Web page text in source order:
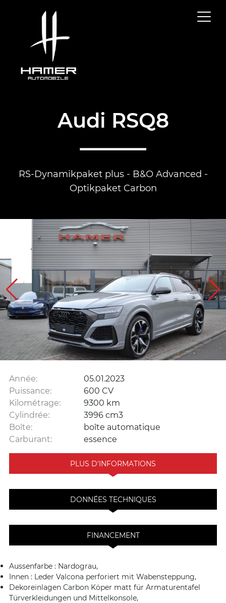
Audi RSQ8
RS-Dynamikpaket plus - B&O Advanced -
Optikpaket Carbon
Année:
05.01.2023
Puissance:
600 CV
Kilométrage:
9300 km
Cylindrée:
3996 cm3
Boîte:
boîte automatique
Carburant:
essence
PLUS D'INFORMATIONS
DONNÉES TECHNIQUES
FINANCEMENT
Aussenfarbe : Nardograu,
Innen : Leder Valcona perforiert mit Wabensteppung,
Dekoreinlagen Carbon Köper matt für Armaturentafel
Türverkleidungen und Mittelkonsole,